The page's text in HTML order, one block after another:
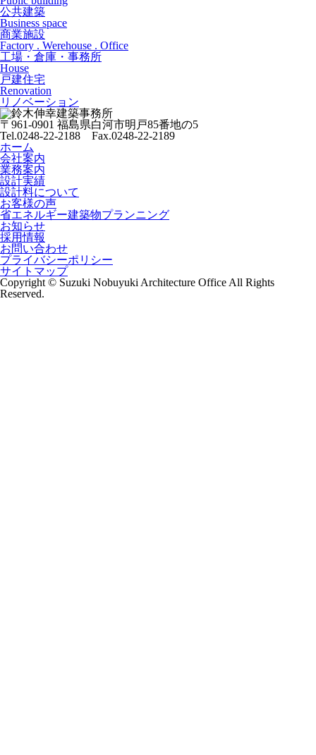
公共建築
Business space
商業施設
Factory . Werehouse . Office
工場・倉庫・事務所
House
戸建住宅
Renovation
リノベーション
〒961-0901 福島県白河市明戸85番地の5
Tel.0248-22-2188 Fax.0248-22-2189
ホーム
会社案内
業務案内
設計実績
設計料について
お客様の声
省エネルギー建築物プランニング
お知らせ
採用情報
お問い合わせ
プライバシーポリシー
サイトマップ
Copyright © Suzuki Nobuyuki Architecture Office All Rights
Reserved.